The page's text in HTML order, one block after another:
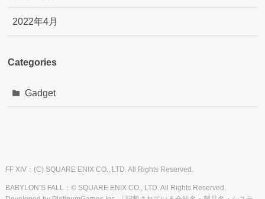
2022年4月
Categories
Gadget
FF XIV：(C) SQUARE ENIX CO., LTD. All Rights Reserved.
BABYLON’S FALL：© SQUARE ENIX CO., LTD. All Rights Reserved.